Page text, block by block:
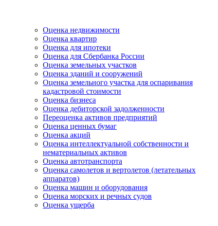
Оценка недвижимости
Оценка квартир
Оценка для ипотеки
Оценка для Сбербанка России
Оценка земельных участков
Оценка зданий и сооружений
Оценка земельного участка для оспаривания
кадастровой стоимости
Оценка бизнеса
Оценка дебиторской задолженности
Переоценка активов предприятий
Оценка ценных бумаг
Оценка акций
Оценка интеллектуальной собственности и
нематериальных активов
Оценка автотранспорта
Оценка самолетов и вертолетов (летательных
аппаратов)
Оценка машин и оборудования
Оценка морских и речных судов
Оценка ущерба